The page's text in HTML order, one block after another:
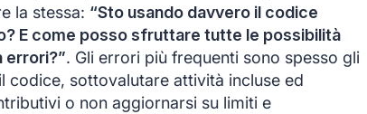
la stessa: “Sto usando davvero il codice
E come posso sfruttare tutte le possibilità
errori?”. Gli errori più frequenti sono spesso gli
codice, sottovalutare attività incluse ed
o non aggiornarsi su limiti e